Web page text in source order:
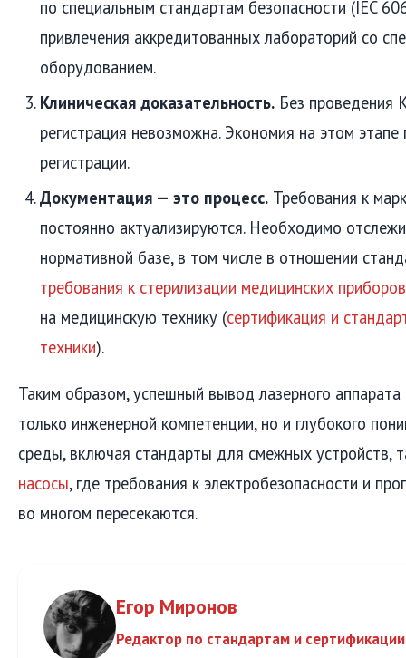
по специальным стандартам безопасности (IEC
привлечения аккредитованных лабораторий со
оборудованием.
Клиническая доказательность. Без проведения
регистрация невозможна. Экономия на этом этапе
регистрации.
Документация — это процесс. Требования к
постоянно актуализируются. Необходимо
нормативной базе, в том числе в отношении
требования к стерилизации медицинских приборов
на медицинскую технику (сертификация и
техники).
Таким образом, успешный вывод лазерного
только инженерной компетенции, но и глубокого
среды, включая стандарты для смежных устройств,
насосы, где требования к электробезопасности и
во многом пересекаются.
Егор Миронов
Редактор по стандартам и сертификации